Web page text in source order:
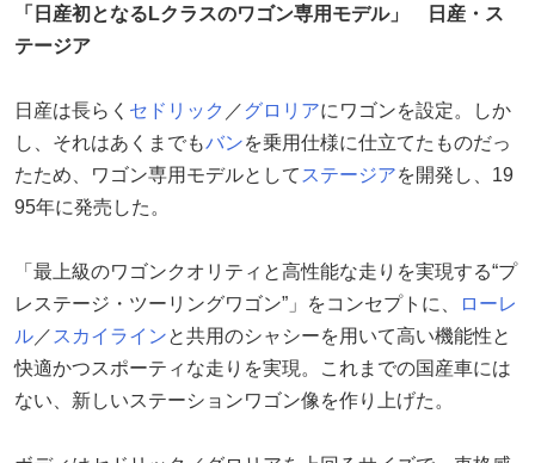
「日産初となるLクラスのワゴン専用モデル」 日産・ス
テージア
日産は長らく セドリック ／グロリアにワゴンを設定。しか
し、それはあくまでもバンを乗用仕様に仕立てたものだっ
たため、ワゴン専用モデルとして ステージアを開発し、19
95年に発売した。
「最上級のワゴンクオリティと高性能な走りを実現する“プ
レステージ・ツーリングワゴン”」をコンセプトに、
ローレ
ル ／ スカイラインと共用のシャシーを用いて高い機能性と
快適かつスポーティな走りを実現。これまでの国産車には
ない、新しいステーションワゴン像を作り上げた。